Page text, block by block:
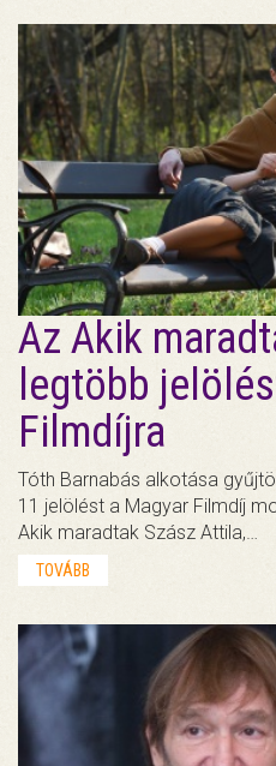
Az Akik
legtöbb
Filmdíjra
Tóth Barnabás alkotása
11 jelölést a Magyar Filmdíj
Akik maradtak Szász Attila,…
TOVÁBB